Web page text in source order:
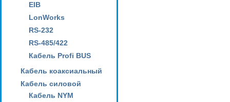
EIB
LonWorks
RS-232
RS-485/422
Кабель Profi BUS
Кабель коаксиальный
Кабель силовой
Кабель NYM